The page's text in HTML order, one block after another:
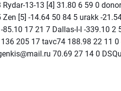
Rydar-13-13 [4] 31.80 6 59 0
Zen [5] -14.64 50 84 5 urakk -
85.10 17 21 7 Dallas-I-I -339.10
205 17 tavc74 188.98 22 11
70.69 27 14 0